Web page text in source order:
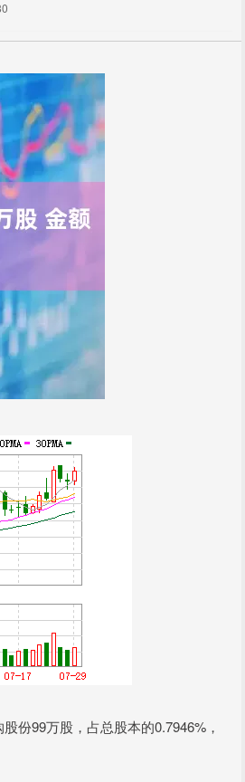
份99万股，占总股本的0.7946%，